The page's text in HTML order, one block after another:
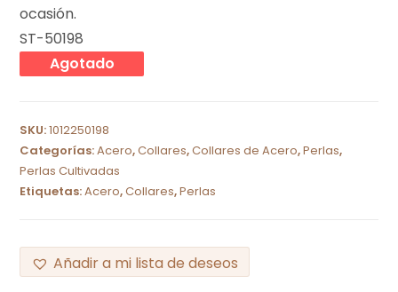
ocasión.
ST-50198
Agotado
SKU:1012250198
Categorías:Acero,Collares,Collares de Acero,Perlas,
Perlas Cultivadas
Etiquetas:Acero,Collares,Perlas
Añadir a mi lista de deseos